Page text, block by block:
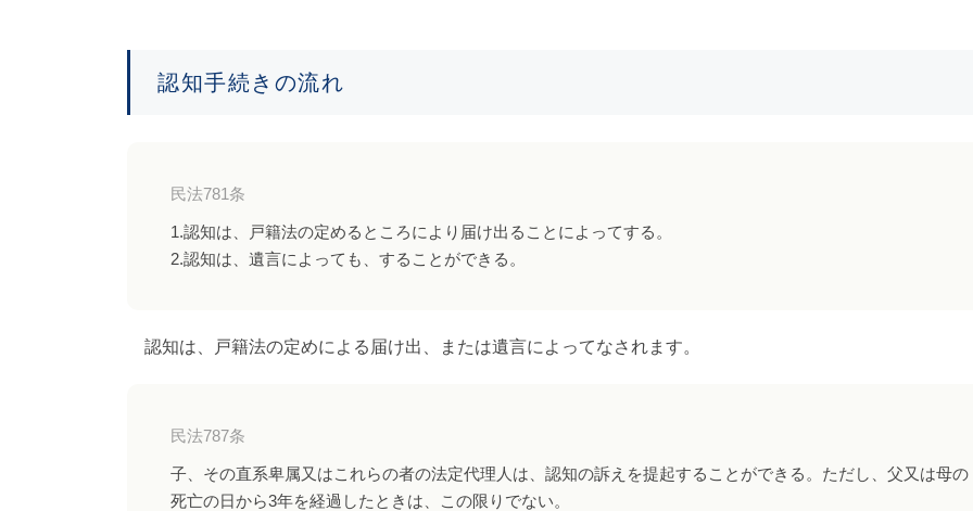
認知手続きの流れ
1.認知は、戸籍法の定めるところにより届け出ることによってする。
2.認知は、遺言によっても、することができる。
民法781条
認知は、戸籍法の定めによる届け出、または遺言によってなされます。
子、その直系卑属又はこれらの者の法定代理人は、認知の訴えを提起することができる。ただし、父又は母の
死亡の日から3年を経過したときは、この限りでない。
民法787条